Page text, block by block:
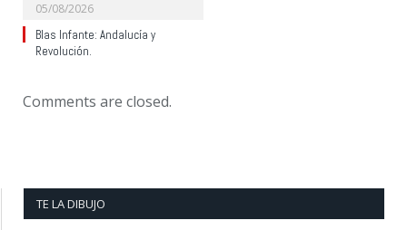
05/08/2026
Blas Infante: Andalucía y
Revolución.
Comments are closed.
TE LA DIBUJO